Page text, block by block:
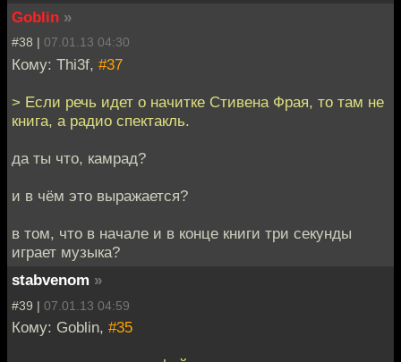
Goblin »
#38 | 07.01.13 04:30
Кому: Thi3f, #37
> Если речь идет о начитке Стивена Фрая, то там не
книга, а радио спектакль.
да ты что, камрад?
и в чём это выражается?
в том, что в начале и в конце книги три секунды
играет музыка?
stabvenom »
#39 | 07.01.13 04:59
Кому: Goblin, #35